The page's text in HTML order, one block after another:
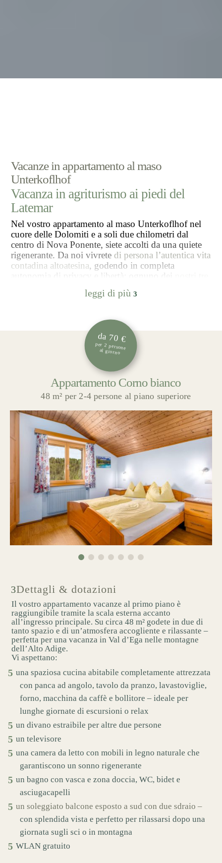
Vacanze in appartamento al maso
Unterkoflhof
Vacanza in agriturismo ai piedi del
Latemar
Nel vostro appartamento al maso Unterkoflhof nel
cuore delle Dolomiti e a soli due chilometri dal
centro di Nova Ponente, siete accolti da una quiete
rigenerante. Da noi vivrete di persona l’autentica vita
contadina altoatesina, godendo in completa
autonomia di privacy e libertà: ognuno dei
ospitare da 2 a 5 persone
orto di verdure ed erbe aromatiche
Su richiesta, durante la vostra vacanza in
agriturismo, vi forniamo anche
latte fresco e uova
leggi di più 3
da 70 €
per 2 persone
al giorno
Appartamento Corno bianco
48 m² per 2-4 persone al piano superiore
Dettagli & dotazioni
Il vostro appartamento vacanze al primo piano è
raggiungibile tramite la scala esterna accanto
all’ingresso principale. Su circa 48 m² godete in due di
tanto spazio e di un’atmosfera accogliente e rilassante –
perfetta per una vacanza in Val d’Ega nelle montagne
dell’Alto Adige.
Vi aspettano:
una spaziosa cucina abitabile completamente attrezzata
con panca ad angolo, tavolo da pranzo, lavastoviglie,
forno, macchina da caffè e bollitore – ideale per
lunghe giornate di escursioni o relax
un divano estraibile per altre due persone
un televisore
una camera da letto con mobili in legno naturale che
garantiscono un sonno rigenerante
un bagno con vasca e zona doccia, WC, bidet e
asciugacapelli
un soleggiato balcone esposto a sud con due sdraio –
con splendida vista e perfetto per rilassarsi dopo una
giornata sugli sci o in montagna
WLAN gratuito